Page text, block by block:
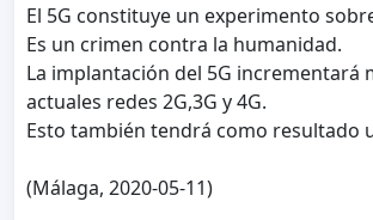
El 5G constituye un experimento
Es un crimen contra la humanidad.
La implantación del 5G incrementará
actuales redes 2G,3G y 4G.
Esto también tendrá como resultado
(Málaga, 2020-05-11)